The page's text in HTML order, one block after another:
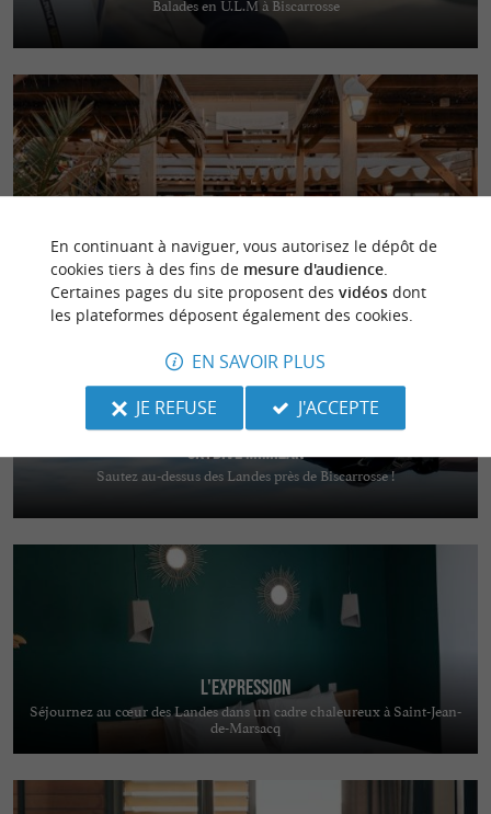
Café restaurant boutique à Soustons Plage
Skydive Mimizan
Sautez au-dessus des Landes près de Biscarrosse !
L'Expression
Séjournez au cœur des Landes dans un cadre chaleureux à Saint-Jean-
de-Marsacq
En continuant à naviguer, vous autorisez le dépôt de
cookies tiers à des fins de mesure d'audience.
Certaines pages du site proposent des vidéosdont
les plateformes déposent également des cookies.
EN SAVOIR PLUS
JE REFUSE
J'ACCEPTE